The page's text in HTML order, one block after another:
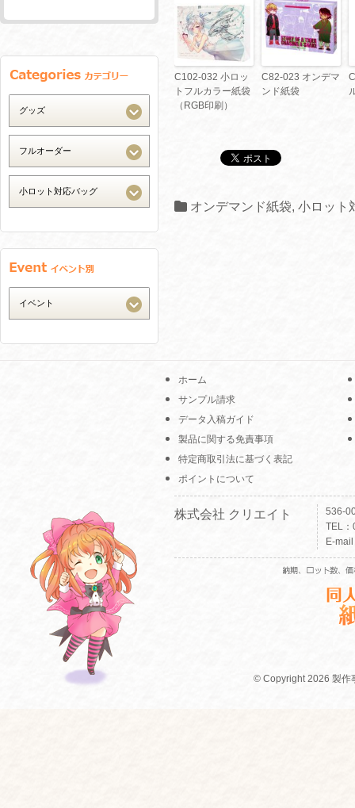
C102-032 小ロッ
トフルカラー紙袋
（RGB印刷）
C82-023 オンデマ
ンド紙袋
オンデマンド紙袋, 小ロット
ホーム
サンプル請求
データ入稿ガイド
製品に関する免責事項
特定商取引法に基づく表記
ポイントについて
株式会社 クリエイト
536-
TEL
E-
© Copyright 2026 製作